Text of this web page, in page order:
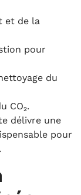
et de la
pour
du
CO₂.
délivre une
pour